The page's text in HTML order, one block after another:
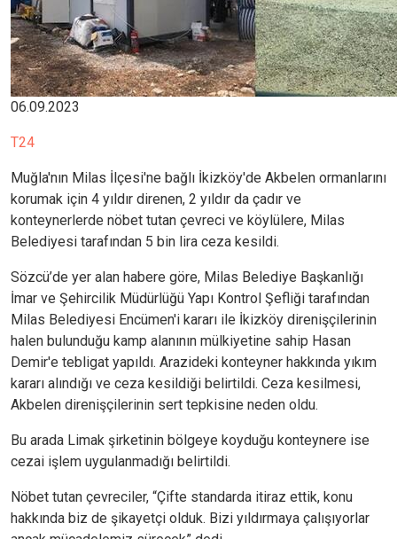
06.09.2023
T24
Muğla'nın Milas İlçesi'ne bağlı İkizköy'de Akbelen ormanlarını
korumak için 4 yıldır direnen, 2 yıldır da çadır ve
konteynerlerde nöbet tutan çevreci ve köylülere, Milas
Belediyesi tarafından 5 bin lira ceza kesildi.
Sözcü’de yer alan habere göre, Milas Belediye Başkanlığı
İmar ve Şehircilik Müdürlüğü Yapı Kontrol Şefliği tarafından
Milas Belediyesi Encümen'i kararı ile İkizköy direnişçilerinin
halen bulunduğu kamp alanının mülkiyetine sahip Hasan
Demir'e tebligat yapıldı. Arazideki konteyner hakkında yıkım
kararı alındığı ve ceza kesildiği belirtildi. Ceza kesilmesi,
Akbelen direnişçilerinin sert tepkisine neden oldu.
Bu arada Limak şirketinin bölgeye koyduğu konteynere ise
cezai işlem uygulanmadığı belirtildi.
Nöbet tutan çevreciler, “Çifte standarda itiraz ettik, konu
hakkında biz de şikayetçi olduk. Bizi yıldırmaya çalışıyorlar